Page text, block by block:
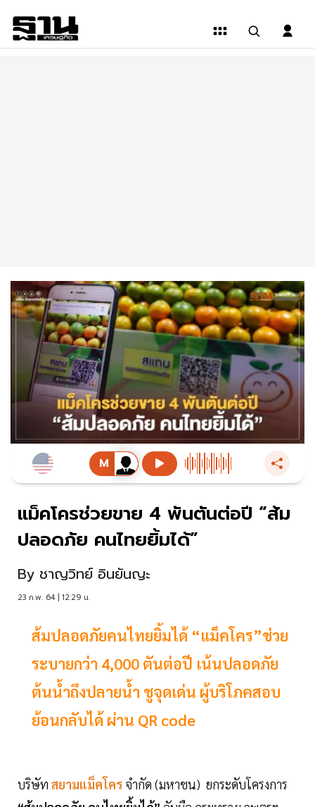
แม็คโครช่วยขาย 4 พันตันต่อปี “ส้ม
ปลอดภัย คนไทยยิ้มได้”
By ชาญวิทย์ อินยันญะ
23 ก.พ. 64 | 12:29 น.
ส้มปลอดภัยคนไทยยิ้มได้ “แม็คโคร”ช่วย
ระบายกว่า 4,000 ตันต่อปี เน้นปลอดภัย
ต้นน้ำถึงปลายน้ำ ชูจุดเด่น ผู้บริโภคสอบ
ย้อนกลับได้ ผ่าน QR code
บริษัท สยามแม็คโคร จำกัด (มหาชน) ยกระดับโครงการ